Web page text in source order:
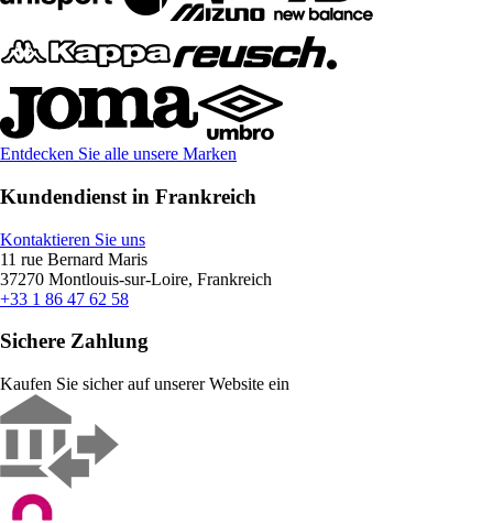
Entdecken Sie alle unsere Marken
Kundendienst in Frankreich
Kontaktieren Sie uns
11 rue Bernard Maris
37270 Montlouis-sur-Loire, Frankreich
+33 1 86 47 62 58
Sichere Zahlung
Kaufen Sie sicher auf unserer Website ein